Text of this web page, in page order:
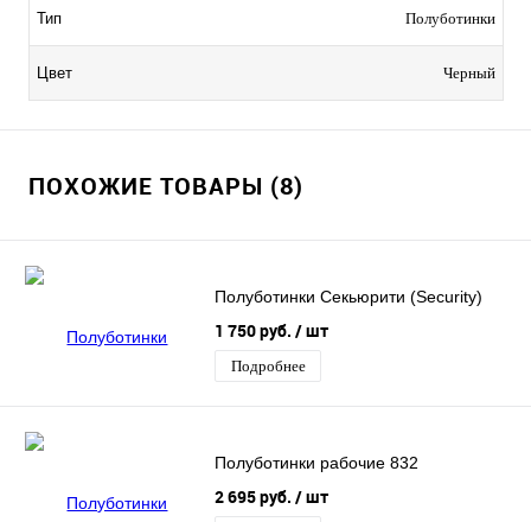
Тип Полуботинки
Цвет Черный
ПОХОЖИЕ ТОВАРЫ (8)
Полуботинки Секьюрити (Security)
1 750 руб. / шт
Подробнее
Полуботинки рабочие 832
2 695 руб. / шт